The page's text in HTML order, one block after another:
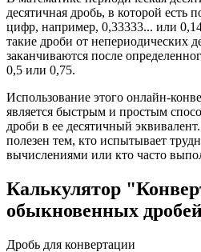
десятичная дробь, в которой есть
цифр, например, 0,33333... или
такие дроби от непериодических
заканчиваются после
0,5 или 0,75.
Использование этого онлайн-
является быстрым и простым
дроби в ее десятичный
полезен тем, кто испытывает
вычислениями или кто часто
Калькулятор
обыкновенных
Дробь для конвертации